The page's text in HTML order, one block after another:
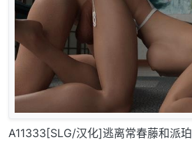
A11333[SLG/汉化]逃离常春藤和派珀